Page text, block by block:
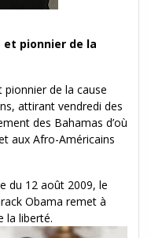
et pionnier de la
pionnier de la cause
attirant vendredi des
des Bahamas d’où
aux Afro-Américains
du 12 août 2009, le
Obama remet à
la liberté.